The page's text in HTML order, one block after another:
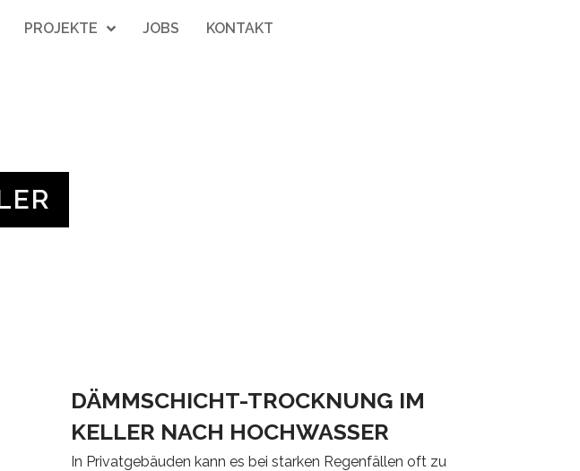
PROJEKTE JOBS KONTAKT
DÄMMSCHICHT-TROCKNUNG IM
KELLER NACH HOCHWASSER
In Privatgebäuden kann es bei starken Regenfällen oft zu